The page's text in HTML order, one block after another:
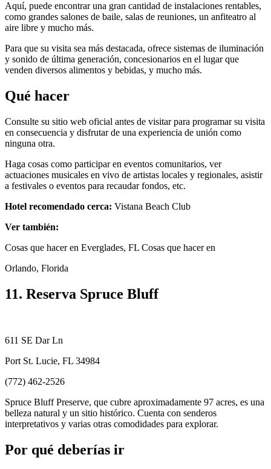
Aquí, puede encontrar una gran cantidad de instalaciones rentables,
como grandes salones de baile, salas de reuniones, un anfiteatro al
aire libre y mucho más.
Para que su visita sea más destacada, ofrece sistemas de iluminación
y sonido de última generación, concesionarios en el lugar que
venden diversos alimentos y bebidas, y mucho más.
Qué hacer
Consulte su sitio web oficial antes de visitar para programar su visita
en consecuencia y disfrutar de una experiencia de unión como
ninguna otra.
Haga cosas como participar en eventos comunitarios, ver
actuaciones musicales en vivo de artistas locales y regionales, asistir
a festivales o eventos para recaudar fondos, etc.
Hotel recomendado cerca: Vistana Beach Club
Ver también:
Cosas que hacer en Everglades, FL Cosas que hacer en
Orlando, Florida
11. Reserva Spruce Bluff
611 SE Dar Ln
Port St. Lucie, FL 34984
(772) 462-2526
Spruce Bluff Preserve, que cubre aproximadamente 97 acres, es una
belleza natural y un sitio histórico. Cuenta con senderos
interpretativos y varias otras comodidades para explorar.
Por qué deberías ir